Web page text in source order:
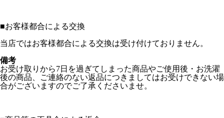
■お客様都合による交換
当店ではお客様都合による交換は受け付けておりません。
備考
お受け取りから7日を過ぎてしまった商品やご使用後・お洗濯
後の商品、ご連絡のない返品につきましてはお受けできない場
合がございますのでご了承くださいませ。